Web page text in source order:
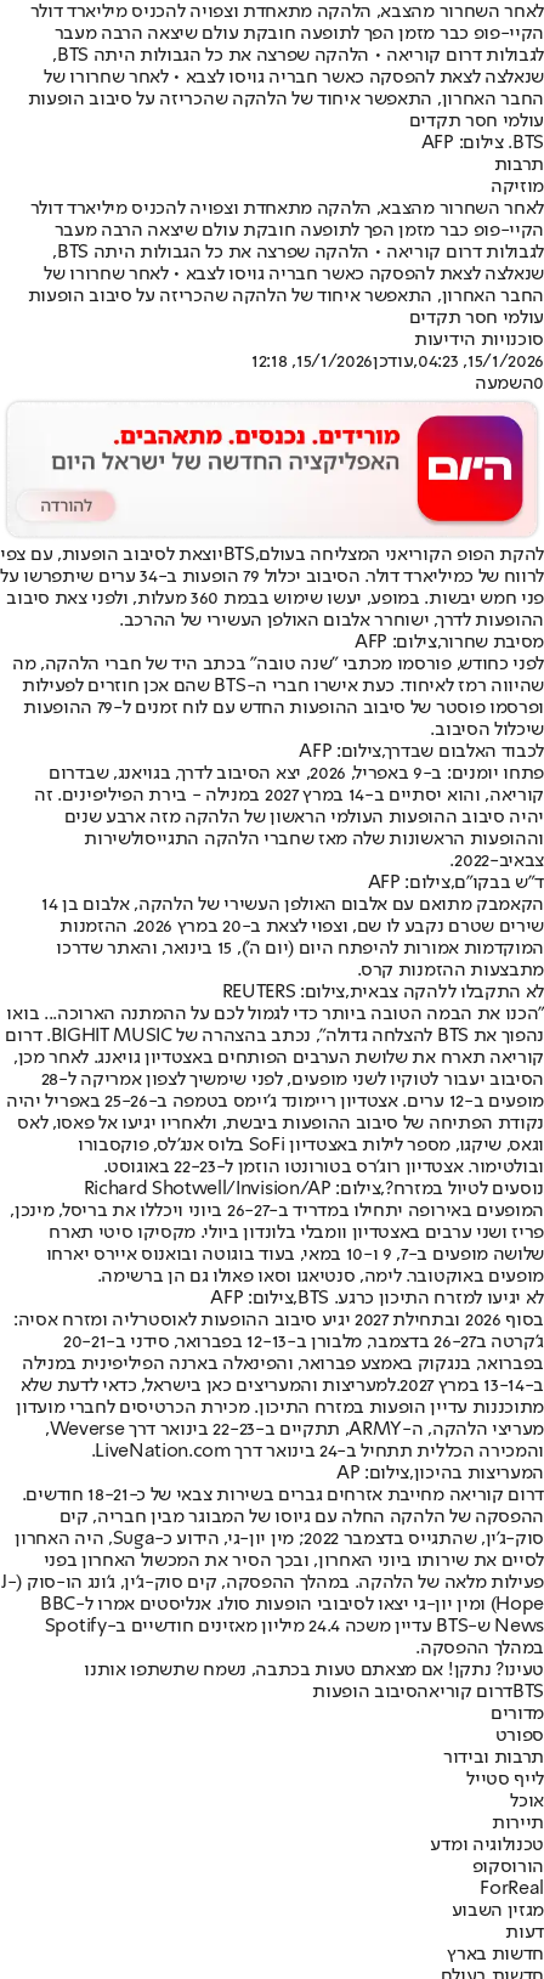
לאחר השחרור מהצבא, הלהקה מתאחדת וצפויה להכניס מיליארד דולר
הקיי-פופ כבר מזמן הפך לתופעה חובקת עולם שיצאה הרבה מעבר
לגבולות דרום קוריאה • הלהקה שפרצה את כל הגבולות היתה BTS,
שנאלצה לצאת להפסקה כאשר חבריה גויסו לצבא • לאחר שחרורו של
החבר האחרון, התאפשר איחוד של הלהקה שהכריזה על סיבוב הופעות
עולמי חסר תקדים
BTS. צילום: AFP
תרבות
מוזיקה
לאחר השחרור מהצבא, הלהקה מתאחדת וצפויה להכניס מיליארד דולר
הקיי-פופ כבר מזמן הפך לתופעה חובקת עולם שיצאה הרבה מעבר
לגבולות דרום קוריאה • הלהקה שפרצה את כל הגבולות היתה BTS,
שנאלצה לצאת להפסקה כאשר חבריה גויסו לצבא • לאחר שחרורו של
החבר האחרון, התאפשר איחוד של הלהקה שהכריזה על סיבוב הופעות
עולמי חסר תקדים
סוכנויות הידיעות
15/1/2026, 04:23
,עודכן15/1/2026, 12:18
0השמעה
להקת הפופ הקוריאני המצליחה בעולם,BTSיוצאת לסיבוב הופעות, עם צפי
לרווח של כמיליארד דולר. הסיבוב יכלול 79 הופעות ב-34 ערים שיתפרשו על
פני חמש יבשות. במופע, יעשו שימוש בבמת 360 מעלות, ולפני צאת סיבוב
ההופעות לדרך, ישוחרר אלבום האולפן העשירי של ההרכב.
מסיבת שחרור,צילום: AFP
לפני כחודש, פורסמו מכתבי "שנה טובה" בכתב היד של חברי הלהקה, מה
שהיווה רמז לאיחוד. כעת אישרו חברי ה-BTS שהם אכן חוזרים לפעילות
ופרסמו פוסטר של סיבוב ההופעות החדש עם לוח זמנים ל-79 ההופעות
שיכלול הסיבוב.
לכבוד האלבום שבדרך,צילום: AFP
פתחו יומנים: ב-9 באפריל, 2026, יצא הסיבוב לדרך, בגויאנג, שבדרום
קוריאה, והוא יסתיים ב-14 במרץ 2027 במנילה - בירת הפיליפינים. זה
יהיה סיבוב ההופעות העולמי הראשון של הלהקה מזה ארבע שנים
וההופעות הראשונות שלה מאז שחברי הלהקה התגייסולשירות
צבאיב-2022.
ד"ש בבקו"ם,צילום: AFP
הקאמבק מתואם עם אלבום האולפן העשירי של הלהקה, אלבום בן 14
שירים שטרם נקבע לו שם, וצפוי לצאת ב-20 במרץ 2026. ההזמנות
המוקדמות אמורות להיפתח היום (יום ה'), 15 בינואר, והאתר שדרכו
מתבצעות ההזמנות קרס.
לא התקבלו ללהקה צבאית,צילום: REUTERS
"הכנו את הבמה הטובה ביותר כדי לגמול לכם על ההמתנה הארוכה... בואו
נהפוך את BTS להצלחה גדולה", נכתב בהצהרה של BIGHIT MUSIC. דרום
קוריאה תארח את שלושת הערבים הפותחים באצטדיון גויאנג. לאחר מכן,
הסיבוב יעבור לטוקיו לשני מופעים, לפני שימשיך לצפון אמריקה ל-28
מופעים ב-12 ערים. אצטדיון ריימונד ג'יימס בטמפה ב-25-26 באפריל יהיה
נקודת הפתיחה של סיבוב ההופעות ביבשת, ולאחריו יגיעו אל פאסו, לאס
וגאס, שיקגו, מספר לילות באצטדיון SoFi בלוס אנג'לס, פוקסבורו
ובולטימור. אצטדיון רוג'רס בטורונטו הוזמן ל-22-23 באוגוסט.
נוסעים לטיול במזרח?,צילום: Richard Shotwell/Invision/AP
המופעים באירופה יתחילו במדריד ב-26-27 ביוני ויכללו את בריסל, מינכן,
פריז ושני ערבים באצטדיון וומבלי בלונדון ביולי. מקסיקו סיטי תארח
שלושה מופעים ב-7, 9 ו-10 במאי, בעוד בוגוטה ובואנוס איירס יארחו
מופעים באוקטובר. לימה, סנטיאגו וסאו פאולו גם הן ברשימה.
לא יגיעו למזרח התיכון כרגע. BTS,צילום: AFP
בסוף 2026 ובתחילת 2027 יגיע סיבוב ההופעות לאוסטרליה ומזרח אסיה:
ג'קרטה ב26-27 בדצמבר, מלבורן ב-12-13 בפברואר, סידני ב-20-21
בפברואר, בנגקוק באמצע פברואר, והפינאלה בארנה הפיליפינית במנילה
ב-13-14 במרץ 2027.
למעריצות והמעריצים כאן בישראל, כדאי לדעת שלא
מתוכננות עדיין הופעות במזרח התיכון. מכירת הכרטיסים לחברי מועדון
מעריצי הלהקה, ה-ARMY, תתקיים ב-22-23 בינואר דרך Weverse,
והמכירה הכללית תתחיל ב-24 בינואר דרך LiveNation.com.
המעריצות בהיכון,צילום: AP
דרום קוריאה מחייבת אזרחים גברים בשירות צבאי של כ-18-21 חודשים.
ההפסקה של הלהקה החלה עם גיוסו של המבוגר מבין חבריה, קים
סוק-ג'ין, שהתגייס בדצמבר 2022; מין יון-גי, הידוע כ-Suga, היה האחרון
לסיים את שירותו ביוני האחרון, ובכך הסיר את המכשול האחרון בפני
פעילות מלאה של הלהקה. במהלך ההפסקה, קים סוק-ג'ין, ג'ונג הו-סוק (J-
Hope) ומין יון-גי יצאו לסיבובי הופעות סולו. אנליסטים אמרו ל-BBC
News ש-BTS עדיין משכה 24.4 מיליון מאזינים חודשיים ב-Spotify
במהלך ההפסקה.
טעינו? נתקן! אם מצאתם טעות בכתבה, נשמח שתשתפו אותנו
BTSדרום קוריאהסיבוב הופעות
מדורים
ספורט
תרבות ובידור
לייף סטייל
אוכל
תיירות
טכנולוגיה ומדע
הורוסקופ
ForReal
מגזין השבוע
דעות
חדשות בארץ